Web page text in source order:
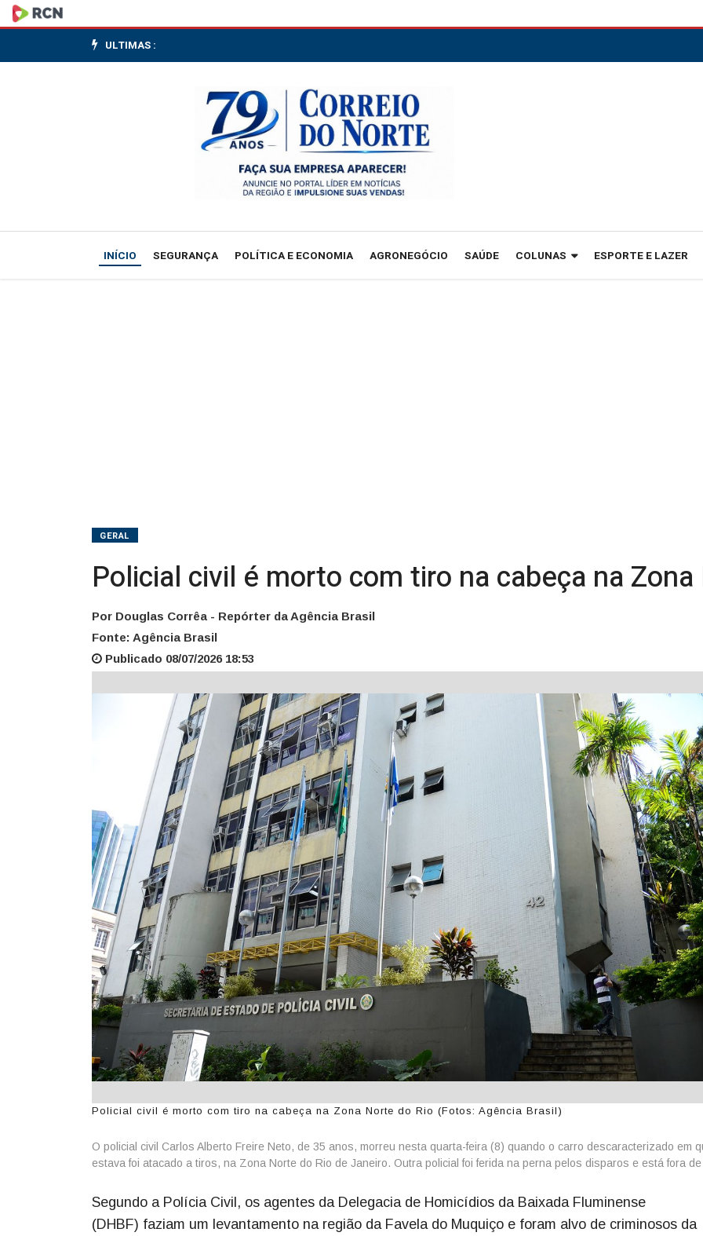
Policial
civil
na
ULTIMAS :
INÍCIO SEGURANÇA POLÍTICA E ECONOMIA AGRONEGÓCIO SAÚDE COLUNAS ESPORTE E LAZER
GERAL
Policial civil é morto com tiro na cabeça na
Por Douglas Corrêa - Repórter da Agência Brasil
Fonte: Agência Brasil
Publicado 08/07/2026 18:53
Policial civil é morto com tiro na cabeça na Zona Norte do Rio (Fotos: Agência Brasil)
O policial civil Carlos Alberto Freire Neto, de 35 anos, morreu nesta quarta-feira (8) quando o carro descaracterizado em
estava foi atacado a tiros, na Zona Norte do Rio de Janeiro. Outra policial foi ferida na perna pelos disparos e está fora
Segundo a Polícia Civil, os agentes da Delegacia de Homicídios da Baixada Fluminense
(DHBF) faziam um levantamento na região da Favela do Muquiço e foram alvo de criminosos da